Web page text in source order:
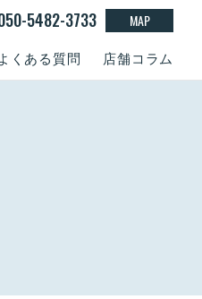
くある質問 店舗コラム
5482-3733 MAP